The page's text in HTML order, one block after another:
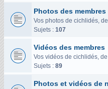
Photos des membres
Vos photos de cichlidés,
Sujets : 107
Vidéos des membres
Vos vidéos de cichlidés,
Sujets : 89
Photos et vidéos de